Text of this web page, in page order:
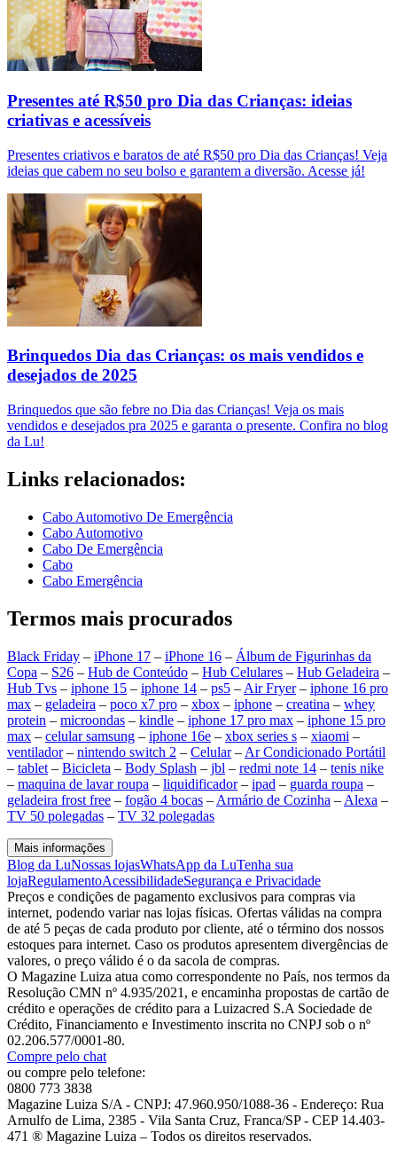
Presentes até R$50 pro Dia das Crianças: ideias
criativas e acessíveis
Presentes criativos e baratos de até R$50 pro Dia das Crianças! Veja
ideias que cabem no seu bolso e garantem a diversão. Acesse já!
Brinquedos Dia das Crianças: os mais vendidos e
desejados de 2025
Brinquedos que são febre no Dia das Crianças! Veja os mais
vendidos e desejados pra 2025 e garanta o presente. Confira no blog
da Lu!
Links relacionados:
Cabo Automotivo De Emergência
Cabo Automotivo
Cabo De Emergência
Cabo
Cabo Emergência
Termos mais procurados
Black Friday – iPhone 17 – iPhone 16 – Álbum de Figurinhas da
Copa – S26 – Hub de Conteúdo – Hub Celulares – Hub Geladeira –
Hub Tvs – iphone 15 – iphone 14 – ps5 – Air Fryer– iphone 16 pro
max – geladeira – poco x7 pro – xbox – iphone – creatina – whey
protein – microondas – kindle – iphone 17 pro max – iphone 15 pro
max – celular samsung – iphone 16e – xbox series s – xiaomi –
ventilador– nintendo switch 2 – Celular– Ar Condicionado Portátil
– tablet – Bicicleta – Body Splash – jbl – redmi note 14 – tenis nike
– maquina de lavar roupa – liquidificador– ipad – guarda roupa –
geladeira frost free – fogão 4 bocas – Armário de Cozinha – Alexa –
TV 50 polegadas – TV 32 polegadas
Mais informações
Blog da LuNossas lojasWhatsApp da LuTenha sua
lojaRegulamentoAcessibilidadeSegurança e Privacidade
Preços e condições de pagamento exclusivos para compras via
internet, podendo variar nas lojas físicas. Ofertas válidas na compra
de até 5 peças de cada produto por cliente, até o término dos nossos
estoques para internet. Caso os produtos apresentem divergências de
valores, o preço válido é o da sacola de compras.
O Magazine Luiza atua como correspondente no País, nos termos da
Resolução CMN nº 4.935/2021, e encaminha propostas de cartão de
crédito e operações de crédito para a Luizacred S.A Sociedade de
Crédito, Financiamento e Investimento inscrita no CNPJ sob o nº
02.206.577/0001-80.
Compre pelo chat
ou compre pelo telefone:
0800 773 3838
Magazine Luiza S/A - CNPJ: 47.960.950/1088-36 - Endereço: Rua
Arnulfo de Lima, 2385 - Vila Santa Cruz, Franca/SP - CEP 14.403-
471 ® Magazine Luiza – Todos os direitos reservados.